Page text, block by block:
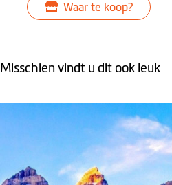
Waar te koop?
Misschien vindt u dit ook leuk